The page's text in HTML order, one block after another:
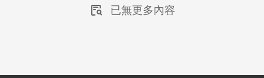
已無更多內容